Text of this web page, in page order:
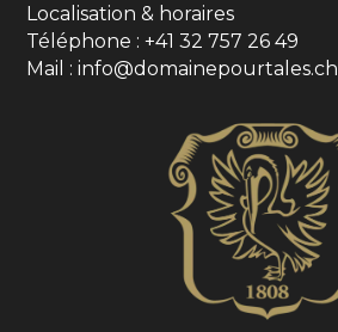
Localisation & horaires
Téléphone : +41 32 757 26 49
Mail : info@domainepourtales.ch